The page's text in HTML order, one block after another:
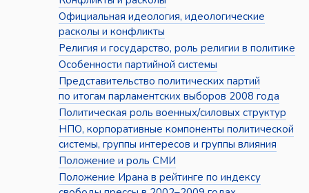
Официальная идеология, идеологические
расколы и конфликты
Религия и государство, роль религии в политике
Особенности партийной системы
Представительство политических партий
по итогам парламентских выборов 2008 года
Политическая роль военных/силовых структур
НПО, корпоративные компоненты политической
системы, группы интересов и группы влияния
Положение и роль СМИ
Положение Ирана в рейтинге по индексу